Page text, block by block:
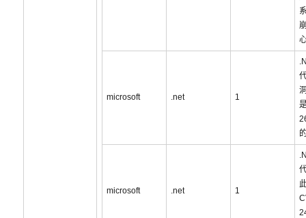
microsoft .net 1
microsoft .net 1